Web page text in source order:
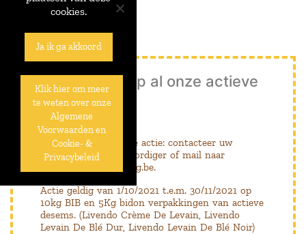
10% korting op al onze actieve
desems!
Profiteer nu van deze actie: contacteer uw
grossier, vertegenwoordiger of mail naar
marketing@algistbrug.be.
Actie geldig van 1/10/2021 t.e.m. 30/11/2021 op
10kg BIB en 5Kg bidon verpakkingen van actieve
desems. (Livendo Crème De Levain, Livendo
Levain De Blé Dur, Livendo Levain De Blé Noir)
cookies.
Ja ik ga akkoord
Klik hier om meer
te weten over onze
Algemene
Voorwaarden en
Cookie- &
Privacybeleid